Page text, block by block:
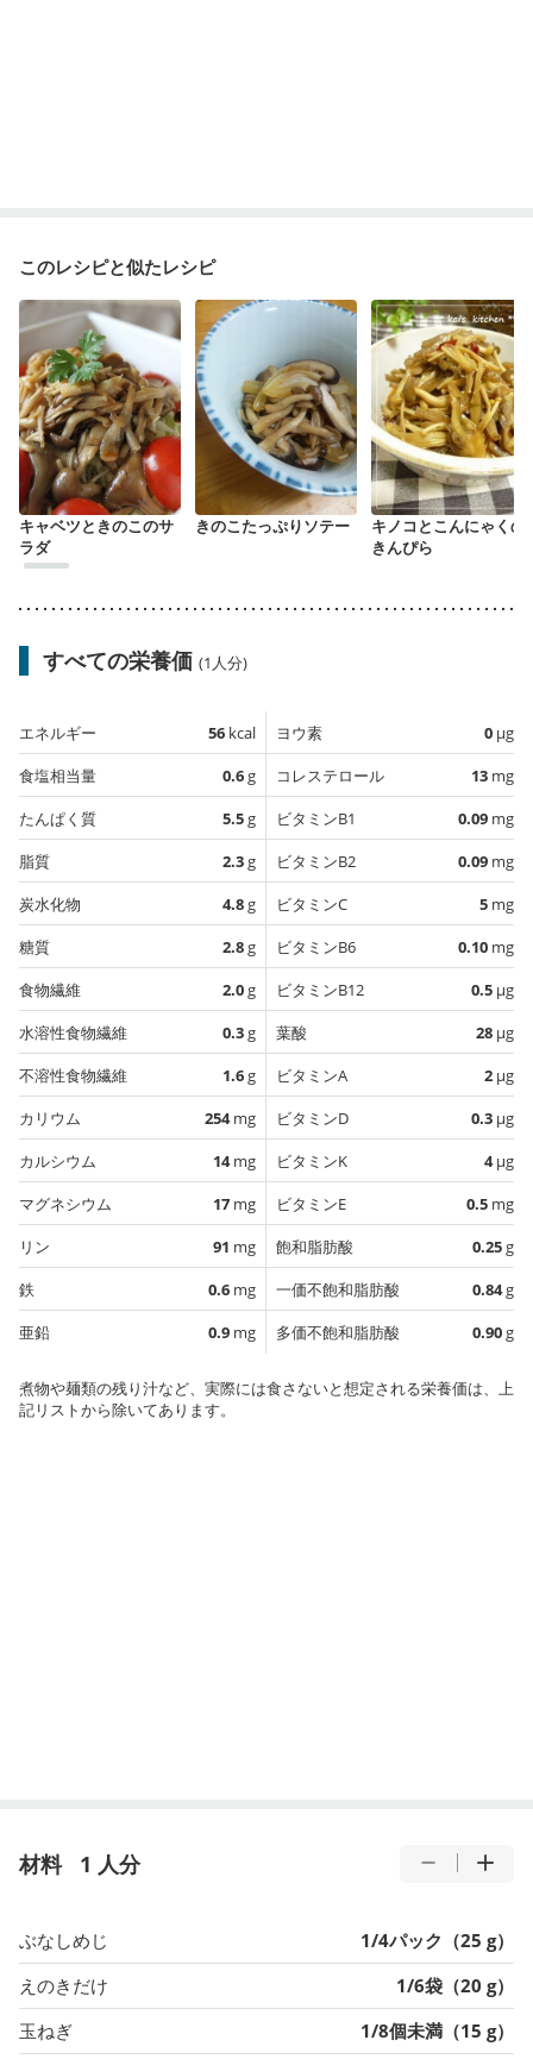
このレシピと似たレシピ
キャベツときのこのサ
ラダ
きのこたっぷりソテー
キノコとこんにゃくの
きんぴら
すべての栄養価 (1人分)
エネルギー 56 kcal
食塩相当量
0.6g
たんぱく質
5.5g
脂質
2.3g
炭水化物
4.8g
糖質
2.8g
食物繊維
2.0g
水溶性食物繊維
0.3g
不溶性食物繊維
1.6g
カリウム
254mg
カルシウム
14mg
マグネシウム
17 mg
リン
91 mg
鉄
0.6 mg
亜鉛
0.9 mg
ヨウ素 0 µg
コレステロール
13 mg
ビタミンB1
0.09 mg
ビタミンB2
0.09 mg
ビタミンC
5 mg
ビタミンB6
0.10 mg
ビタミンB12
0.5 µg
葉酸
28 µg
ビタミンA
2 µg
ビタミンD
0.3 µg
ビタミンK
4µg
ビタミンE
0.5 mg
飽和脂肪酸
0.25g
一価不飽和脂肪酸
0.84g
多価不飽和脂肪酸
0.90g
煮物や麺類の残り汁など、実際には食さないと想定される栄養価は、上
記リストから除いてあります。
材料 1 人分
ぶなしめじ
1/4パック（25 g）
えのきだけ
1/6袋（20 g）
玉ねぎ
1/8個未満（15 g）